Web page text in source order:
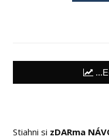
Stiahni si zDARma